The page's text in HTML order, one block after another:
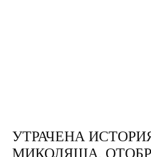
УТРАЧЕНА
МИКОЛЯША,